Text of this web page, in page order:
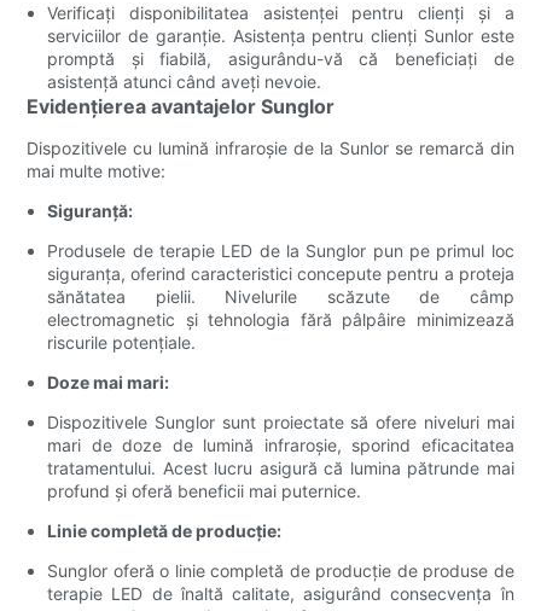
Verificați disponibilitatea asistenței pentru clienți și a
serviciilor de garanție. Asistența pentru clienți Sunlor este
promptă și fiabilă, asigurându-vă că beneficiați de
asistență atunci când aveți nevoie.
Evidențierea avantajelor Sunglor
Dispozitivele cu lumină infraroșie de la Sunlor se remarcă din
mai multe motive:
Siguranţă:
Produsele de terapie LED de la Sunglor pun pe primul loc
siguranța, oferind caracteristici concepute pentru a proteja
sănătatea pielii. Nivelurile scăzute de câmp
electromagnetic și tehnologia fără pâlpâire minimizează
riscurile potențiale.
Doze mai mari:
Dispozitivele Sunglor sunt proiectate să ofere niveluri mai
mari de doze de lumină infraroșie, sporind eficacitatea
tratamentului. Acest lucru asigură că lumina pătrunde mai
profund și oferă beneficii mai puternice.
Linie completă de producție:
Sunglor oferă o linie completă de producție de produse de
terapie LED de înaltă calitate, asigurând consecvența în